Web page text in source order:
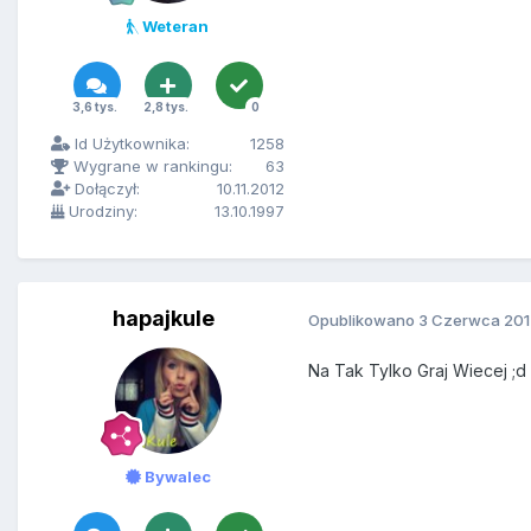
Weteran
3,6 tys. 2,8 tys. 0
Id Użytkownika:
1258
Wygrane w rankingu:
63
Dołączył:
10.11.2012
Urodziny:
13.10.1997
hapajkule
Bywalec
Opublikowano 3 Czerwca
Na Tak Tylko Graj Wiecej ;d